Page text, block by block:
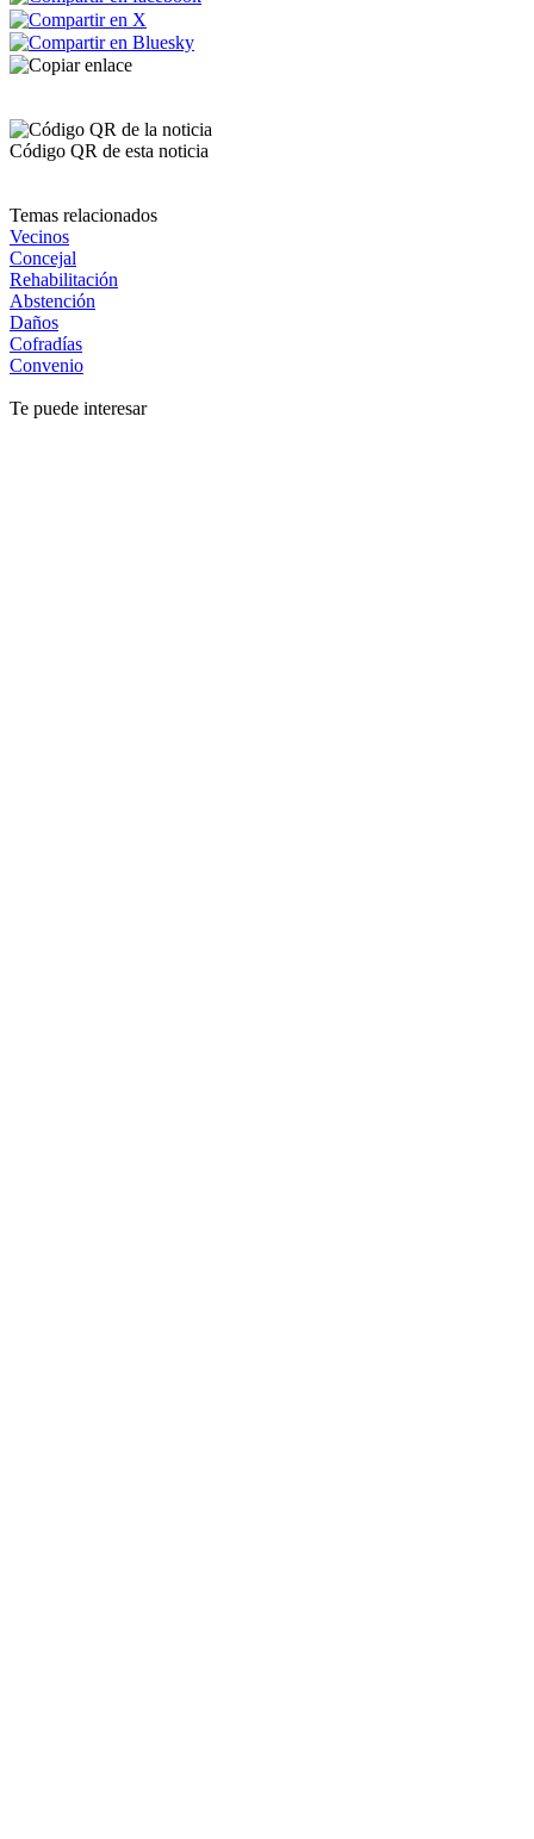
Código QR de esta noticia
Temas relacionados
Vecinos
Concejal
Rehabilitación
Abstención
Daños
Cofradías
Convenio
Te puede interesar